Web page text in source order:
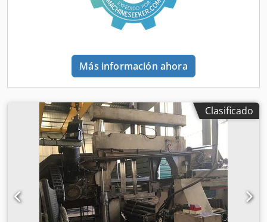
Panel de control en la parte frontal derecha * Incl.
pulsador para manejo manual (ajuste/corte único) -
Sujeción de material electrohidráulica - Velocidad de corte
virutas electromotorizado - Ajuste manual de la zona de
avance del material * Con volante, incl. indicador
material (inicio de corte) - Sistema de refrigeración
Más información ahora
Clasificado